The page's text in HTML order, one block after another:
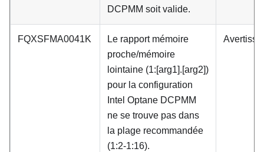
DCPMM soit valide.
FQXSFMA0041K
Le rapport mémoire
proche/mémoire
lointaine (1:[arg1].[arg2])
pour la configuration
Intel Optane DCPMM
ne se trouve pas dans
la plage recommandée
(1:2-1:16).